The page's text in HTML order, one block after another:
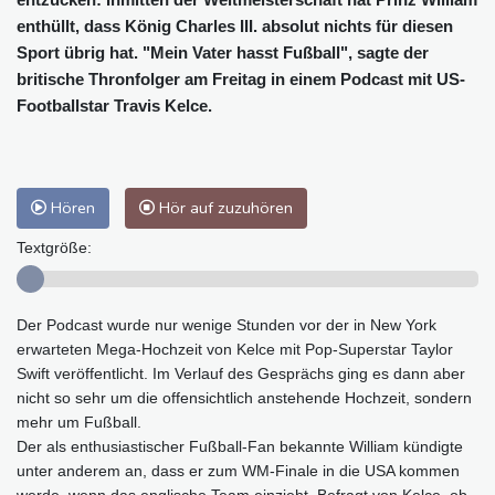
enthüllt, dass König Charles III. absolut nichts für diesen
Sport übrig hat. "Mein Vater hasst Fußball", sagte der
britische Thronfolger am Freitag in einem Podcast mit US-
Footballstar Travis Kelce.
Hören Hör auf zuzuhören
Textgröße:
Der Podcast wurde nur wenige Stunden vor der in New York
erwarteten Mega-Hochzeit von Kelce mit Pop-Superstar Taylor
Swift veröffentlicht. Im Verlauf des Gesprächs ging es dann aber
nicht so sehr um die offensichtlich anstehende Hochzeit, sondern
mehr um Fußball.
Der als enthusiastischer Fußball-Fan bekannte William kündigte
unter anderem an, dass er zum WM-Finale in die USA kommen